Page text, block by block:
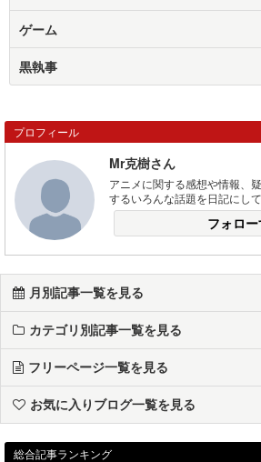
ゲーム
黒執事
プロフィール
Mr克樹さん
アニメに関する感想や情報、
するいろんな話題を日記にして
フォロ
月別記事一覧を見る
カテゴリ別記事一覧を見る
フリーページ一覧を見る
お気に入りブログ一覧を見る
総合記事ランキング